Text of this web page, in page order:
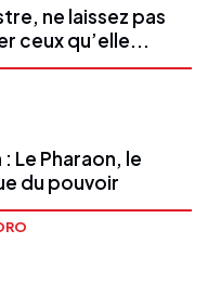
ne laissez pas
ceux qu’elle...
Le Pharaon, le
du pouvoir